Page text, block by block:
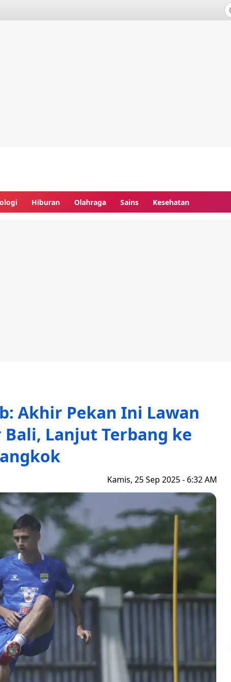
Hiburan Olahraga Sains Kesehatan
Akhir Pekan Ini Lawan
Lanjut Terbang ke
Kamis, 25 Sep 2025 - 6:32 AM